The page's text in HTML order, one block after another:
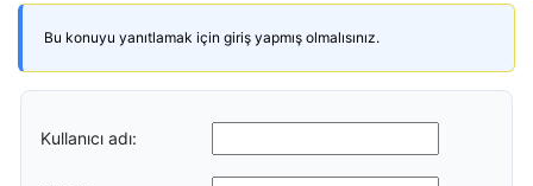
Bu konuyu yanıtlamak için giriş yapmış olmalısınız.
Kullanıcı adı: